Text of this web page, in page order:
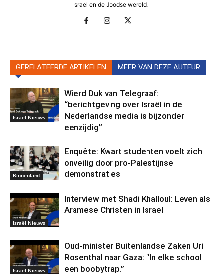
Israel en de Joodse wereld.
GERELATEERDE ARTIKELEN MEER VAN DEZE AUTEUR
Israël Nieuws
Wierd Duk van Telegraaf:
“berichtgeving over Israël in de
Nederlandse media is bijzonder
eenzijdig”
Binnenland
Enquête: Kwart studenten voelt zich
onveilig door pro-Palestijnse
demonstraties
Israël Nieuws
Interview met Shadi Khalloul: Leven als
Aramese Christen in Israel
Israël Nieuws
Oud-minister Buitenlandse Zaken Uri
Rosenthal naar Gaza: “In elke school
een boobytrap.”